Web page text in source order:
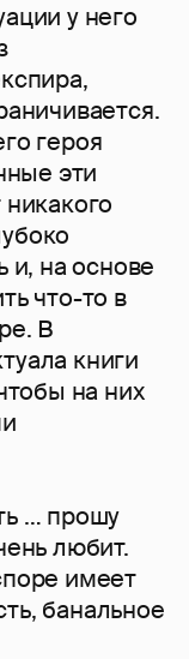
у него
героя
эти
и, на основе
что-то в
В
книги
на них
… прошу
любит.
имеет
банальное